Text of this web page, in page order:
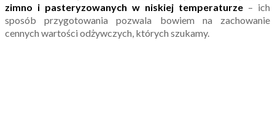
zimno i pasteryzowanych w niskiej temperaturze – ich
sposób przygotowania pozwala bowiem na zachowanie
cennych wartości odżywczych, których szukamy.